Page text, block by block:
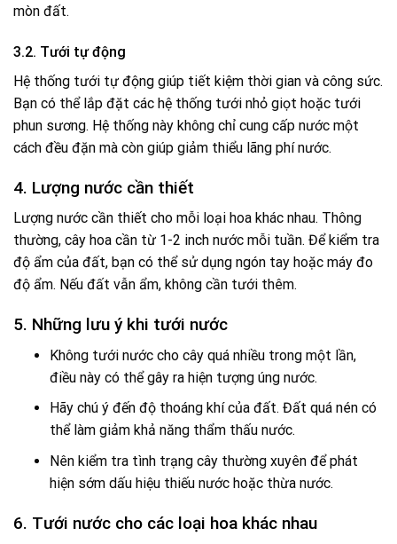
mòn đất.
3.2. Tưới tự động
Hệ thống tưới tự động giúp tiết kiệm thời gian và công sức.
Bạn có thể lắp đặt các hệ thống tưới nhỏ giọt hoặc tưới
phun sương. Hệ thống này không chỉ cung cấp nước một
cách đều đặn mà còn giúp giảm thiểu lãng phí nước.
4. Lượng nước cần thiết
Lượng nước cần thiết cho mỗi loại hoa khác nhau. Thông
thường, cây hoa cần từ 1-2 inch nước mỗi tuần. Để kiểm tra
độ ẩm của đất, bạn có thể sử dụng ngón tay hoặc máy đo
độ ẩm. Nếu đất vẫn ẩm, không cần tưới thêm.
5. Những lưu ý khi tưới nước
Không tưới nước cho cây quá nhiều trong một lần,
điều này có thể gây ra hiện tượng úng nước.
Hãy chú ý đến độ thoáng khí của đất. Đất quá nén có
thể làm giảm khả năng thẩm thấu nước.
Nên kiểm tra tình trạng cây thường xuyên để phát
hiện sớm dấu hiệu thiếu nước hoặc thừa nước.
6. Tưới nước cho các loại hoa khác nhau